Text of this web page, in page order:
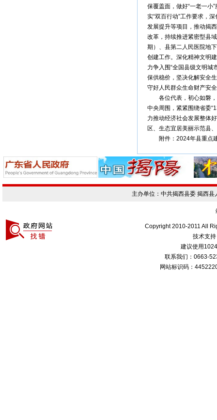
保覆盖面，做好“一老一小
实“双百行动”工作要求，
发展提升等项目，推动揭
改革，持续推进紧密型县
期）、县第二人民医院地
创建工作。深化精神文明
力争入围“全国县级文明城
保供稳价，坚决化解安全
守好人民群众生命财产安
各位代表，初心如磐，
中央周围，紧紧围绕省委
力推动经济社会发展整体
区、生态宜居美丽示范县
附件：2024年县重点
主办单位：中共揭西县委 揭西
Copyright 2010-2011 All
技术支
建议使用
联系我们：0663-
网站标识码：